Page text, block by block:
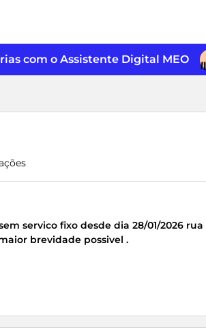
com o Assistente Digital MEO
servico fixo desde dia 28/01/2026 rua
brevidade possivel .